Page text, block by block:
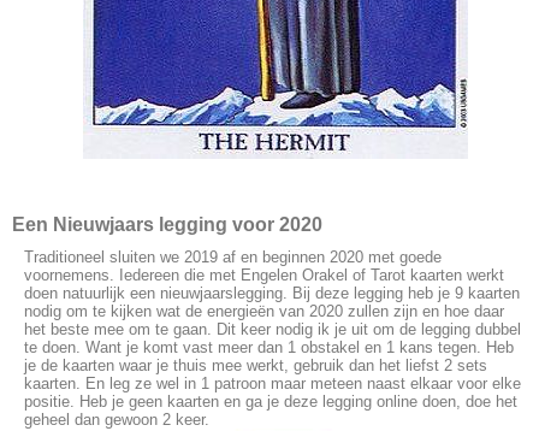
Een Nieuwjaars legging voor 2020
Traditioneel sluiten we 2019 af en beginnen 2020 met goede
voornemens. Iedereen die met Engelen Orakel of Tarot kaarten werkt
doen natuurlijk een nieuwjaarslegging. Bij deze legging heb je 9 kaarten
nodig om te kijken wat de energieën van 2020 zullen zijn en hoe daar
het beste mee om te gaan. Dit keer nodig ik je uit om de legging dubbel
te doen. Want je komt vast meer dan 1 obstakel en 1 kans tegen. Heb
je de kaarten waar je thuis mee werkt, gebruik dan het liefst 2 sets
kaarten. En leg ze wel in 1 patroon maar meteen naast elkaar voor elke
positie. Heb je geen kaarten en ga je deze legging online doen, doe het
geheel dan gewoon 2 keer.